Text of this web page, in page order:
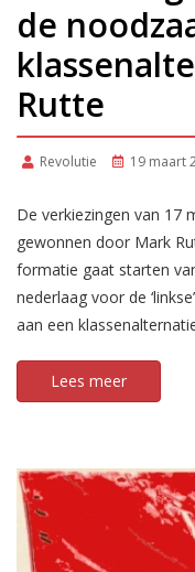
de
Rutte
Revolutie 19 maart
De verkiezingen van 17
gewonnen door Mark
formatie gaat starten
nederlaag voor de
aan een
Lees meer